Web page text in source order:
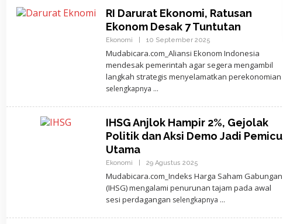
A
T
A
R
A
RI Darurat Ekonomi, Ratusan
Ekonom Desak 7 Tuntutan
Ekonomi 10 September 2025
E
H
A
J
E
A
T
Mudabicara.com_Aliansi Ekonom Indonesia
mendesak pemerintah agar segera mengambil
langkah strategis menyelamatkan perekonomian
selengkapnya
IHSG Anjlok Hampir 2%, Gejolak
Politik dan Aksi Demo Jadi Pemicu
Utama
Ekonomi 29 Agustus 2025
E
H
J
D
Mudabicara.com_Indeks Harga Saham Gabungan
(IHSG) mengalami penurunan tajam pada awal
sesi perdagangan selengkapnya